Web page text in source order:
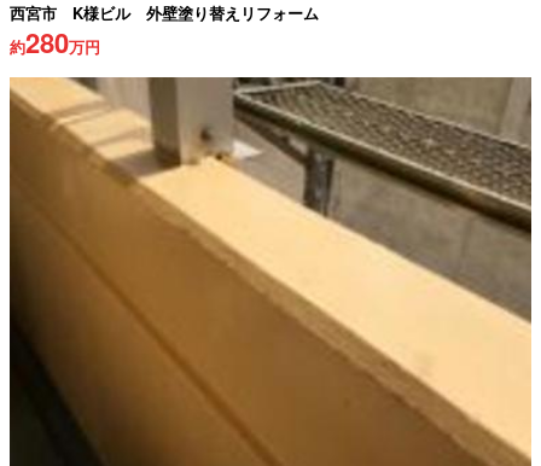
西宮市 K様ビル 外壁塗り替えリフォーム
約280万円